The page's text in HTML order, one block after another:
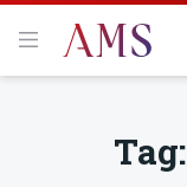
Tag: